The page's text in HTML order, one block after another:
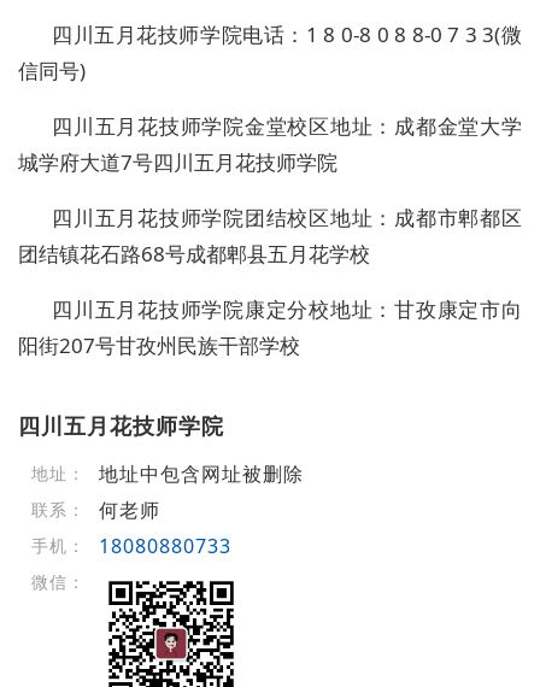
四川五月花技师学院电话：1 8 0-8 0 8 8-0 7 3 3(微
信同号)
四川五月花技师学院金堂校区地址：成都金堂大学
城学府大道7号四川五月花技师学院
四川五月花技师学院团结校区地址：成都市郫都区
团结镇花石路68号成都郫县五月花学校
四川五月花技师学院康定分校地址：甘孜康定市向
阳街207号甘孜州民族干部学校
四川五月花技师学院
地址： 地址中包含网址被删除
联系： 何老师
手机： 18080880733
微信：